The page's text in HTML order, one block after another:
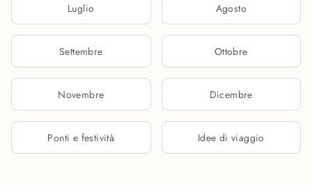
Luglio Agosto
Settembre Ottobre
Novembre Dicembre
Ponti e festività Idee di viaggio